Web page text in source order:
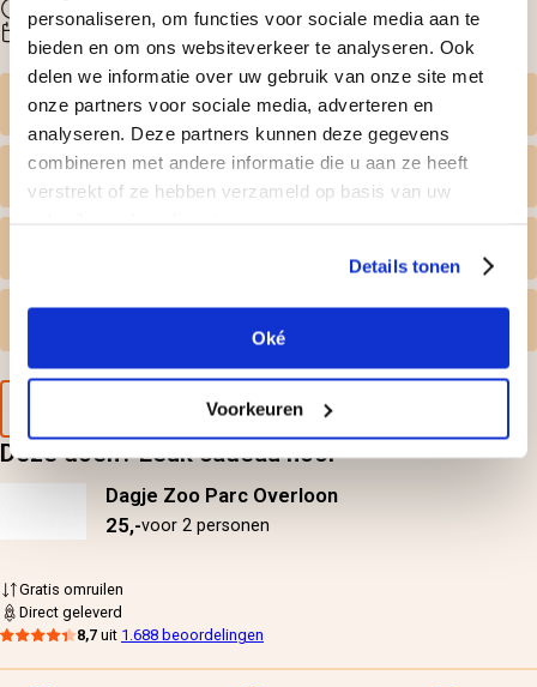
personaliseren, om functies voor sociale media aan te
bieden en om ons websiteverkeer te analyseren. Ook
delen we informatie over uw gebruik van onze site met
onze partners voor sociale media, adverteren en
analyseren. Deze partners kunnen deze gegevens
combineren met andere informatie die u aan ze heeft
verstrekt of ze hebben verzameld op basis van uw
Details tonen
Oké
Voorkeuren
Beschikbaarheid
Zelf datum kiezen
Wat krijg ik geleverd
Voorbeeld van de cadeaubon
Deze doen? Leuk cadeau hoor
Dagje Zoo Parc Overloon
25,-voor 2 personen
Gratis omruilen
Direct geleverd
8,7 uit 1.688 beoordelingen